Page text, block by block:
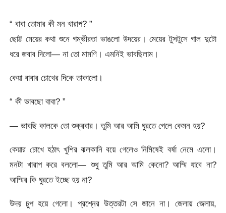
“ বাবা তোমার কী মন খারাপ? ”
ছোট্ট মেয়ের কথা শুনে গম্ভীরতা ভাঙলো উদয়ের। মেয়ের টুসটুসে গাল দুটো
ধরে জবাব দিলো— না তো মামণি। এমনিই ভাবছিলাম।
কেয়া বাবার চোখের দিকে তাকালো।
“ কী ভাবছো বাবা? ”
— ভাবছি কালকে তো শুক্রবার। তুমি আর আমি ঘুরতে গেলে কেমন হয়?
কেয়ার চোখে হঠাৎ খুশির ঝলকানি বয়ে গেলেও নিমিষেই বর্ষা নেমে এলো।
মনটা খারাপ করে বললো— শুধু তুমি আর আমি কেনো? আম্মি যাবে না?
আম্মির কি ঘুরতে ইচ্ছে হয় না?
উদয় চুপ হয়ে গেলো। প্রশ্নের উত্তরটা সে জানে না। জেলায় জেলায়,